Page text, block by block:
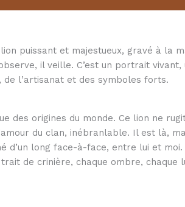
puissant et majestueux, gravé à la
il veille. C’est un portrait
l’artisanat et des symboles forts.
des origines du monde. Ce lion ne
du clan, inébranlable. Il est là,
d’un long face-à-face, entre lui et
de crinière, chaque ombre, chaque